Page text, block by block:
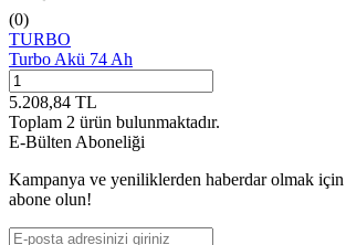
(0)
TURBO
Turbo Akü 74 Ah
5.208,84 TL
Toplam 2 ürün bulunmaktadır.
E-Bülten Aboneliği
Kampanya ve yeniliklerden haberdar olmak
abone olun!